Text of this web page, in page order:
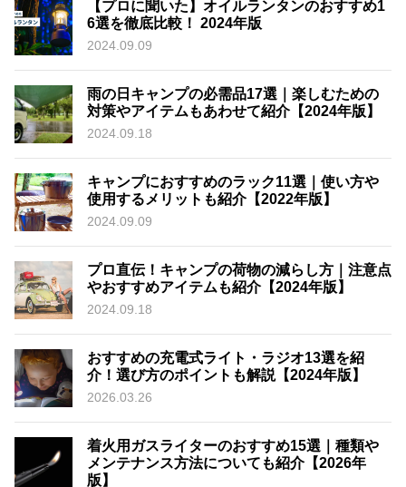
【プロに聞いた】オイルランタンのおすすめ1
6選を徹底比較！ 2024年版
2024.09.09
雨の日キャンプの必需品17選｜楽しむための
対策やアイテムもあわせて紹介【2024年版】
2024.09.18
キャンプにおすすめのラック11選｜使い方や
使用するメリットも紹介【2022年版】
2024.09.09
プロ直伝！キャンプの荷物の減らし方｜注意点
やおすすめアイテムも紹介【2024年版】
2024.09.18
おすすめの充電式ライト・ラジオ13選を紹
介！選び方のポイントも解説【2024年版】
2026.03.26
着火用ガスライターのおすすめ15選｜種類や
メンテナンス方法についても紹介【2026年
版】